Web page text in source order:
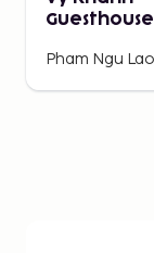
Guesthouse